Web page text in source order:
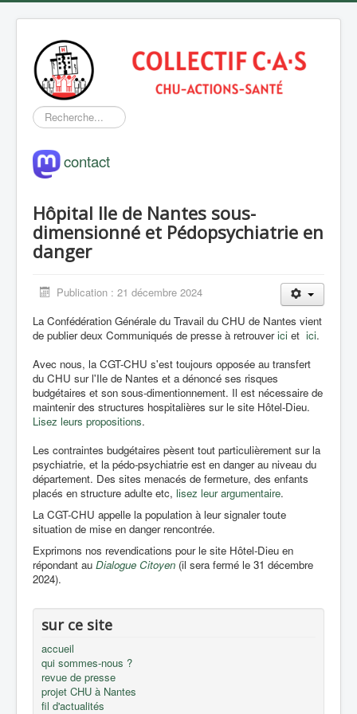
Rechercher
contact
Hôpital Ile de Nantes sous-
dimensionné et Pédopsychiatrie en
danger
Publication : 21 décembre 2024
La Confédération Générale du Travail du CHU de Nantes vient
de publier deux Communiqués de presse à retrouverici et ici.
Avec nous, la CGT-CHU s'est toujours opposée au transfert
du CHU sur l'Ile de Nantes et a dénoncé ses risques
budgétaires et son sous-dimentionnement. Il est nécessaire de
maintenir des structures hospitalières sur le site Hôtel-Dieu.
Lisez leurs propositions.
Les contraintes budgétaires pèsent tout particulièrement sur la
psychiatrie, et la pédo-psychiatrie est en danger au niveau du
département. Des sites menacés de fermeture, des enfants
placés en structure adulte etc, lisez leur argumentaire.
La CGT-CHU appelle la population à leur signaler toute
situation de mise en danger rencontrée.
Exprimons nos revendications pour le site Hôtel-Dieu en
répondant au Dialogue Citoyen (il sera fermé le 31 décembre
2024).
sur ce site
accueil
qui sommes-nous ?
revue de presse
projet CHU à Nantes
fil d'actualités